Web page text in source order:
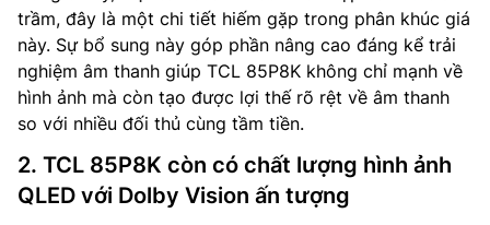
trầm, đây là một chi tiết hiếm gặp trong phân khúc giá
này. Sự bổ sung này góp phần nâng cao đáng kể trải
nghiệm âm thanh giúp TCL 85P8K không chỉ mạnh về
hình ảnh mà còn tạo được lợi thế rõ rệt về âm thanh
so với nhiều đối thủ cùng tầm tiền.
2. TCL 85P8K còn có chất lượng hình ảnh
QLED với Dolby Vision ấn tượng